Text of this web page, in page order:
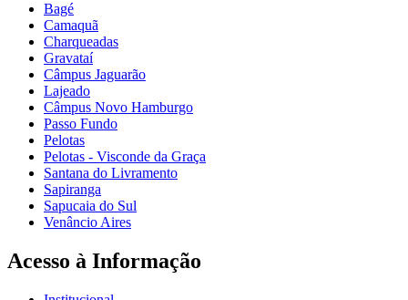
Bagé
Camaquã
Charqueadas
Gravataí
Câmpus Jaguarão
Lajeado
Câmpus Novo Hamburgo
Passo Fundo
Pelotas
Pelotas - Visconde da Graça
Santana do Livramento
Sapiranga
Sapucaia do Sul
Venâncio Aires
Acesso à Informação